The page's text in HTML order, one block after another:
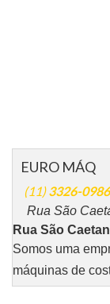
EURO MÁQ
(11)3326-0986
Rua São
Rua São
Somos uma
máquinas de